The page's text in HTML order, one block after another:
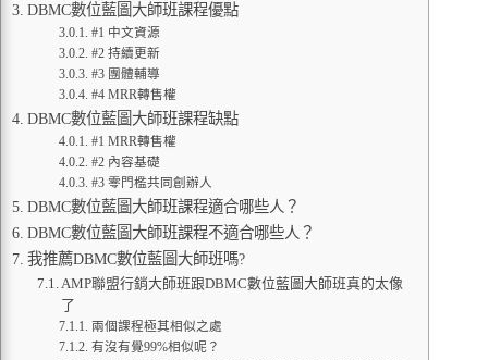
DBMC數位藍圖大師班課程優點
#1 中文資源
#2 持續更新
#3 團體輔導
#4 MRR轉售權
DBMC數位藍圖大師班課程缺點
#1 MRR轉售權
#2 內容基礎
#3 零門檻共同創辦人
DBMC數位藍圖大師班課程適合哪些人？
DBMC數位藍圖大師班課程不適合哪些人？
我推薦DBMC數位藍圖大師班嗎?
AMP聯盟行銷大師班跟DBMC數位藍圖大師班真的太像
了
兩個課程極其相似之處
有沒有覺99%相似呢？